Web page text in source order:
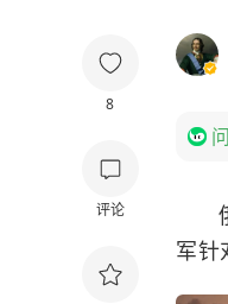
8
评论
军针